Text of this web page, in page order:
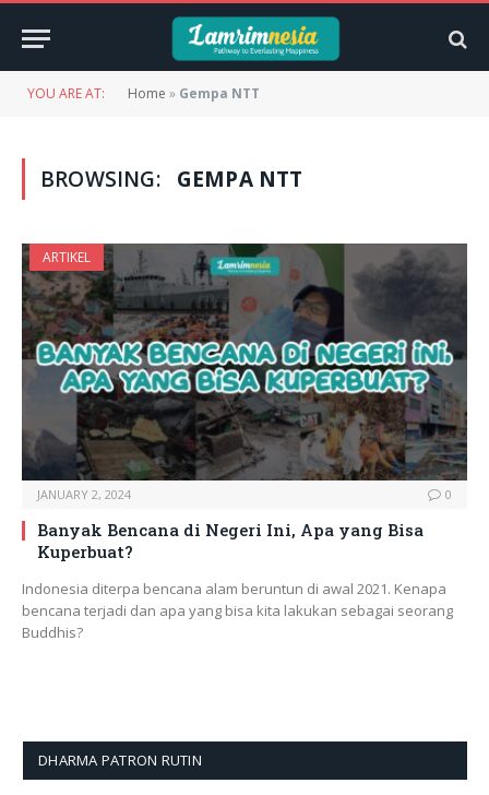
YOU ARE AT: Home » Gempa NTT
BROWSING: GEMPA NTT
ARTIKEL
JANUARY 2, 2024 0
Banyak Bencana di Negeri Ini, Apa yang Bisa
Kuperbuat?
Indonesia diterpa bencana alam beruntun di awal 2021. Kenapa
bencana terjadi dan apa yang bisa kita lakukan sebagai seorang
Buddhis?
DHARMA PATRON RUTIN